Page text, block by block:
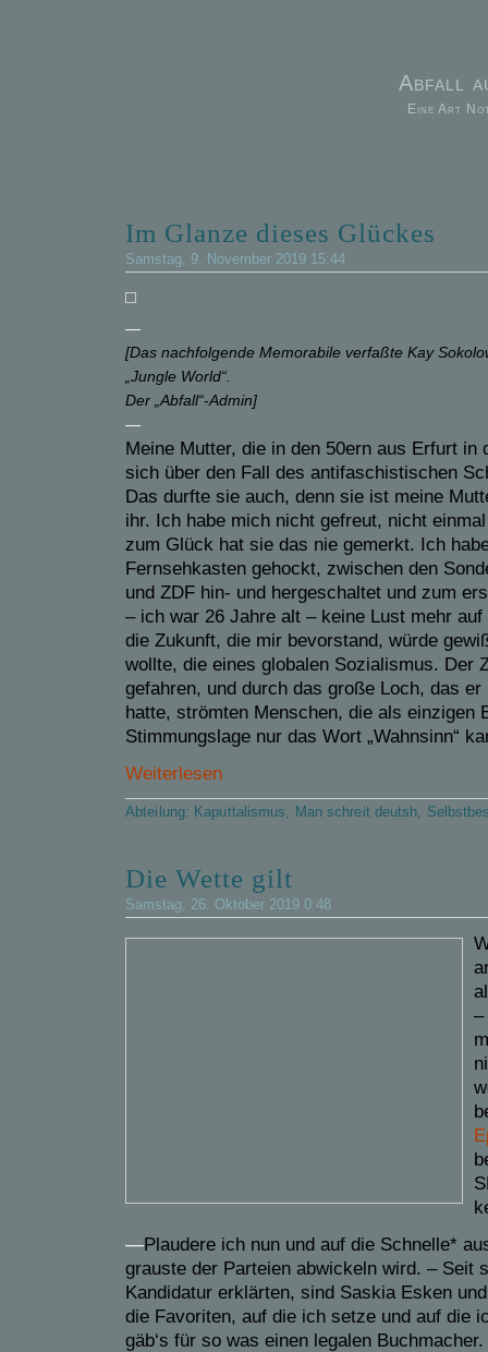
Abfall
Eine Art
Im Glanze dieses Glückes
Samstag, 9. November 2019 15:44
—
[Das nachfolgende Memorabile verfaßte Kay
„Jungle World“.
Der „Abfall“-Admin]
—
Meine Mutter, die in den 50ern aus Erfurt in
sich über den Fall des antifaschistischen
Das durfte sie auch, denn sie ist meine
ihr. Ich habe mich nicht gefreut, nicht
zum Glück hat sie das nie gemerkt. Ich
Fernsehkasten gehockt, zwischen den
und ZDF hin- und hergeschaltet und zum
– ich war 26 Jahre alt – keine Lust mehr
die Zukunft, die mir bevorstand, würde
wollte, die eines globalen Sozialismus. Der
gefahren, und durch das große Loch, das
hatte, strömten Menschen, die als einzigen
Stimmungslage nur das Wort „Wahnsinn“
Weiterlesen
Abteilung: Kaputtalismus, Man schreit deutsh,
Die Wette gilt
Samstag, 26. Oktober 2019 0:48
–
—Plaudere ich nun und auf die Schnelle*
grauste der Parteien abwickeln wird. – Seit
Kandidatur erklärten, sind Saskia Esken
die Favoriten, auf die ich setze und auf die
gäb‘s für so was einen legalen Buchmacher.